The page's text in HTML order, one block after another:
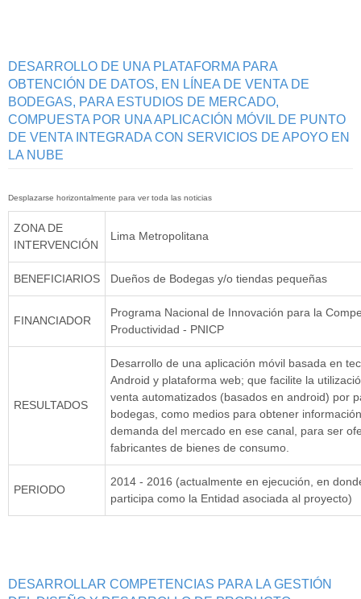
DESARROLLO DE UNA PLATAFORMA PARA
OBTENCIÓN DE DATOS, EN LÍNEA DE VENTA DE
BODEGAS, PARA ESTUDIOS DE MERCADO,
COMPUESTA POR UNA APLICACIÓN MÓVIL DE PUNTO
DE VENTA INTEGRADA CON SERVICIOS DE APOYO EN
LA NUBE
ZONA DE
INTERVENCIÓN
Lima Metropolitana
BENEFICIARIOS Dueños de Bodegas y/o tiendas pequeñas
FINANCIADOR
Programa Nacional de Innovación para la
Productividad - PNICP
RESULTADOS
Desarrollo de una aplicación móvil basada en
Android y plataforma web; que facilite la
venta automatizados (basados en android) por
bodegas, como medios para obtener
demanda del mercado en ese canal, para ser
fabricantes de bienes de consumo.
PERIODO
2014 - 2016 (actualmente en ejecución, en
participa como la Entidad asociada al proyecto)
DESARROLLAR COMPETENCIAS PARA LA GESTIÓN